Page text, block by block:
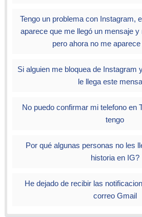
Tengo un problema con Instagram,
aparece que me llegó un mensaje
pero ahora no me
Si alguien me bloquea de Instagram
le llega este
No puedo confirmar mi telefono en
tengo
Por qué algunas personas no les
historia en IG?
He dejado de recibir las
correo Gmail